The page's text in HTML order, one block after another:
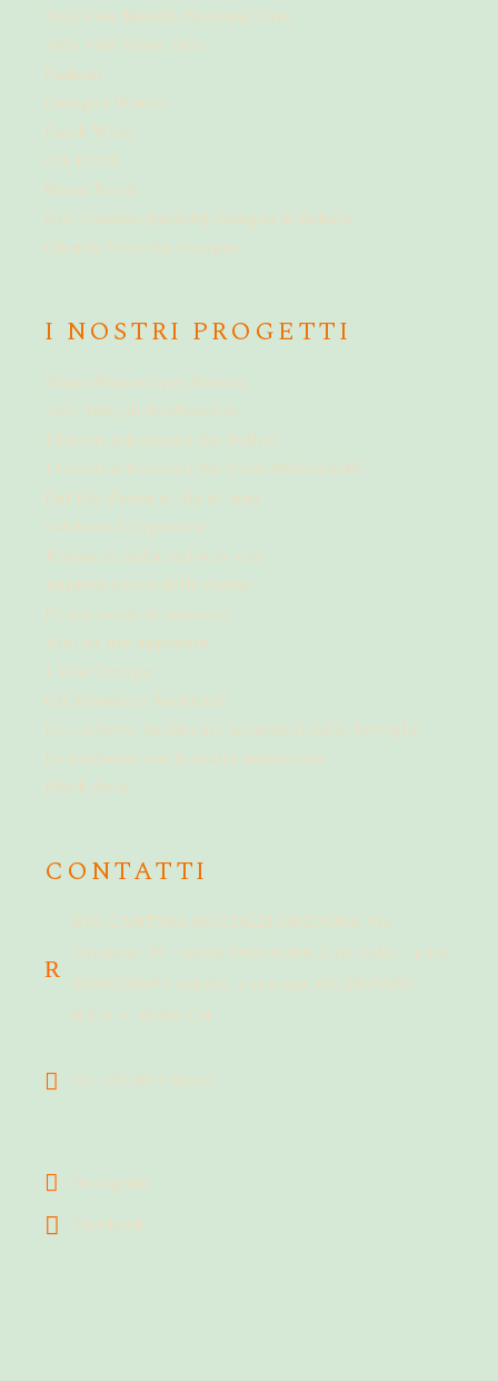
Vola Volé Maiella National Park
Vola Volé Seven Dots
Padami
Orsogna Winery
Patch Wine
Eva Patch
Mami Patch
BIO Cantina {Sociale} Orsogna & Babalù
Olearia Vinicola Orsogna
I NOSTRI PROGETTI
Siamo Pionieri per Natura
Vale 1MQ di Biodiversità
I Lieviti selezionati dai Pollini
I Lieviti selezionati dai frutti Mbriachelli
Dal filo d’erba al filo di lana
Salviamo la ligustica!
Il seme di sulla attiva la vita
Impresa amica delle donne
Pé nin perde la sumente
Vini da uve appassite
I Vini Orange
Gli Spumanti Ancestrali
Le etichette facilmente separabili dalle bottiglie
Le etichette con la realtà aumentata
Blockchain
CONTATTI
BIO CANTINA {SOCIALE} ORSOGNA Via
Ortonese 29 - 66036 ORSOGNA (CH) Italia - p.Iva
00090210691 cod.fisc. e reg.imp. 00123670697
R.E.A. n. 45366 CH
tel: +39 0871 86321
Instagram
Facebook